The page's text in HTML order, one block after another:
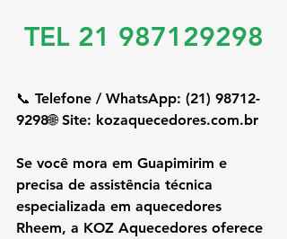
TEL 21 987129298
📞 Telefone / WhatsApp: (21) 98712-
9298🌐 Site: kozaquecedores.com.br
Se você mora em Guapimirim e
precisa de assistência técnica
especializada em aquecedores
Rheem, a KOZ Aquecedores oferece